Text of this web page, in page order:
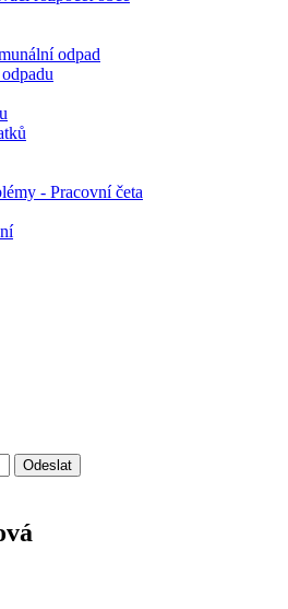
odpad
- Pracovní četa
Odeslat